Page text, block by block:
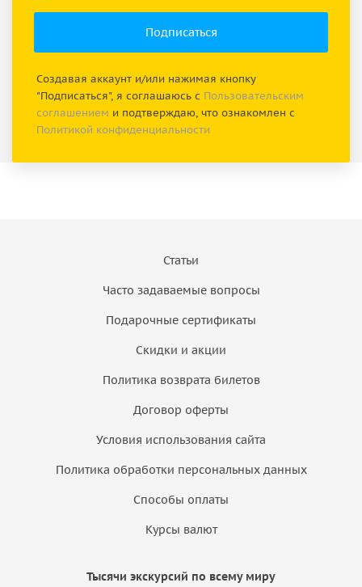
Создавая аккаунт и/или нажимая кнопку
"Подписаться", я соглашаюсь с Пользовательским
соглашением и подтверждаю, что ознакомлен с
Политикой конфиденциальности
Статьи
Часто задаваемые вопросы
Подарочные сертификаты
Скидки и акции
Политика возврата билетов
Договор оферты
Условия использования сайта
Политика обработки персональных данных
Способы оплаты
Курсы валют
Тысячи экскурсий по всему миру